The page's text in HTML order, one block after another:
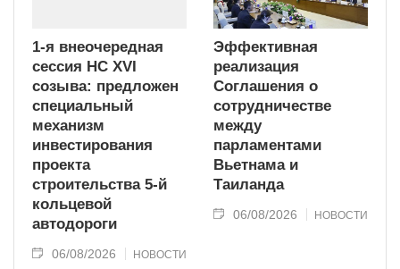
1-я внеочередная
сессия НС XVI
созыва: предложен
специальный
механизм
инвестирования
проекта
строительства 5-й
кольцевой
автодороги
06/08/2026 НОВОСТИ
Эффективная
реализация
Соглашения о
сотрудничестве
между
парламентами
Вьетнама и
Таиланда
06/08/2026 НОВОСТИ